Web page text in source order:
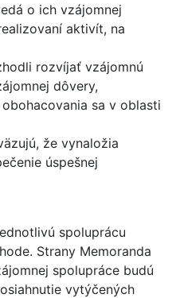
o ich vzájomnej
aktivít, na
rozvíjať vzájomnú
dôvery,
sa v oblasti
že vynaložia
úspešnej
spoluprácu
Strany Memoranda
spolupráce budú
vytýčených